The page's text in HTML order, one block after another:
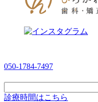
050-1784-7497
診療時間はこちら